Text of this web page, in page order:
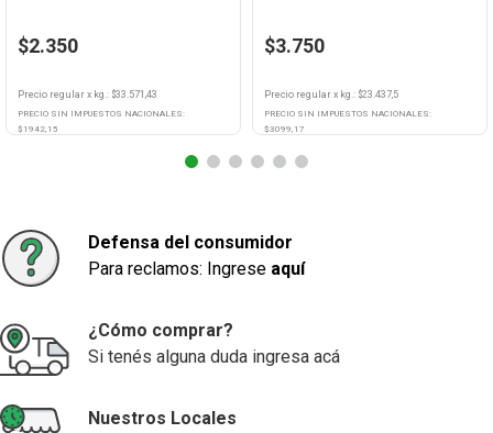
$2.350
Precio regular x kg.: $33.571,43
PRECIO SIN IMPUESTOS NACIONALES:
$ 1942,15
$3.750
Precio regular x kg.: $23.437,5
PRECIO SIN IMPUESTOS NACIONALES:
$3099,17
Defensa del consumidor
Para reclamos: Ingrese aquí
¿Cómo comprar?
Si tenés alguna duda ingresa acá
Nuestros Locales